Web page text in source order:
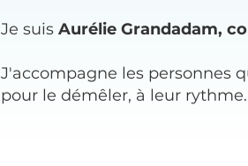
Je suis Aurélie Grandadam,
J'accompagne les personnes
pour le démêler, à leur rythme.